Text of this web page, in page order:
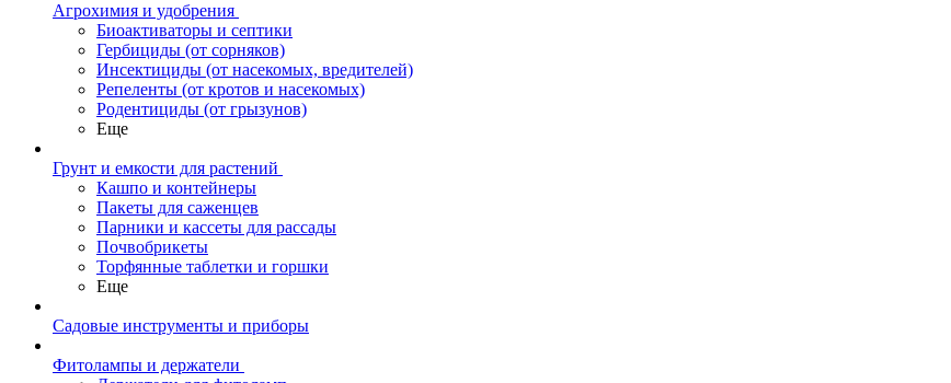
Агрохимия и удобрения
Биоактиваторы и септики
Гербициды (от сорняков)
Инсектициды (от насекомых, вредителей)
Репеленты (от кротов и насекомых)
Родентициды (от грызунов)
Еще
Грунт и емкости для растений
Кашпо и контейнеры
Пакеты для саженцев
Парники и кассеты для рассады
Почвобрикеты
Торфянные таблетки и горшки
Еще
Садовые инструменты и приборы
Фитолампы и держатели